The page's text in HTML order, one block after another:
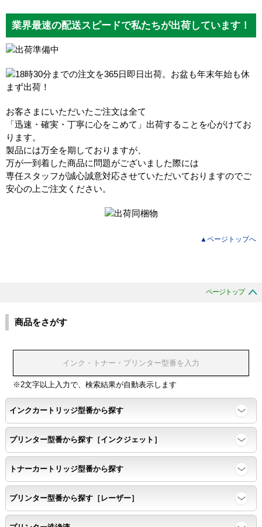
業界最速の配送スピードで私たちが出荷しています！
お客さまにいただいたご注文は全て
「迅速・確実・丁寧に心をこめて」出荷することを心がけてお
ります。
製品には万全を期しておりますが、
万が一到着した商品に問題がございました際には
専任スタッフが誠心誠意対応させていただいておりますのでご
安心の上ご注文ください。
▲ページトップへ
ページトップ
商品をさがす
※2文字以上入力で、検索結果が自動表示します
インクカートリッジ型番から探す
プリンター型番から探す［インクジェット］
トナーカートリッジ型番から探す
プリンター型番から探す［レーザー］